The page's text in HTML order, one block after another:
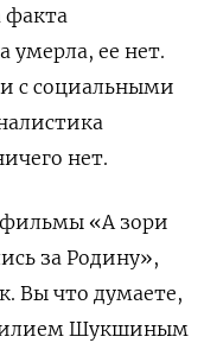
факта
ее нет.
с социальными
нет.
«А зори
за Родину»,
Вы что думаете,
Шукшиным